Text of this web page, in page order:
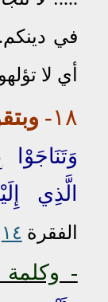
في دينكم.
أي لا
١٨-
وَتَنَاجَوْا
الَّذِي
الفقرة ١٤
- وكلمة